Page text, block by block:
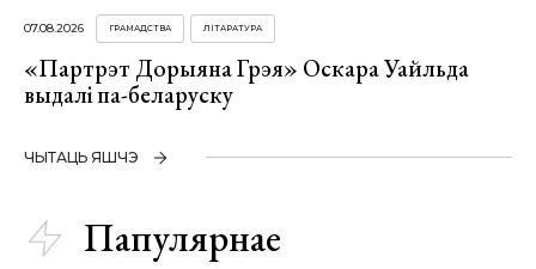
07.08.2026 ГРАМАДСТВА ЛІТАРАТУРА
«Партрэт Дорыяна Грэя» Оскара Уайльда
выдалі па-беларуску
ЧЫТАЦЬ ЯШЧЭ
Папулярнае